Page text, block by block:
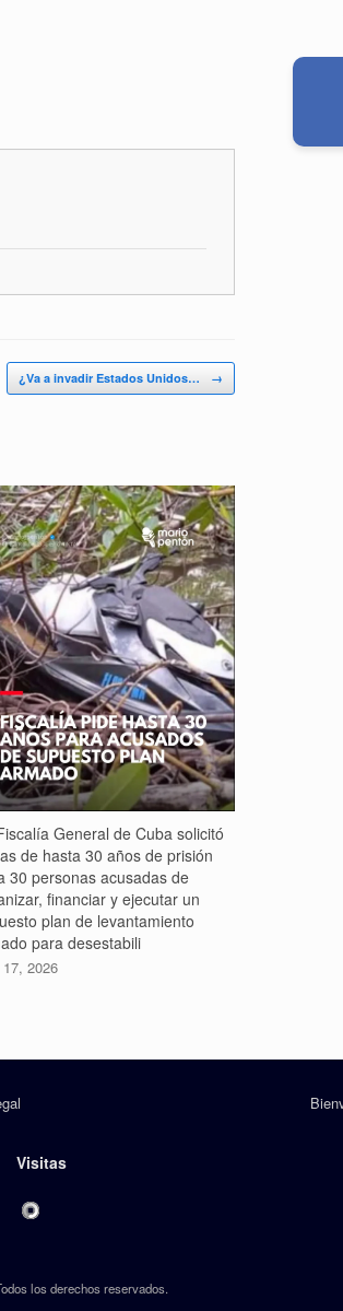
¿Va a invadir Estados Unidos… →
General de Cuba solicitó
de hasta 30 años de prisión
30 personas acusadas de
financiar y ejecutar un
plan de levantamiento
para desestabili
2026
Visitas
los derechos reservados.